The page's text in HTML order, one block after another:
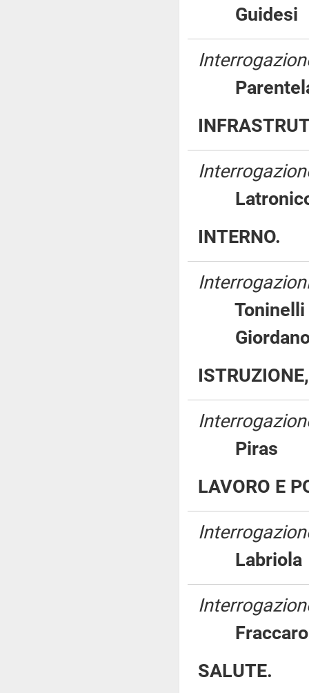
INTERNO.
LAVORO E
SALUTE.